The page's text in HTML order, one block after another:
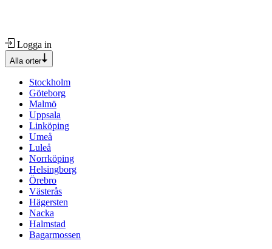
Logga in
Alla orter
Stockholm
Göteborg
Malmö
Uppsala
Linköping
Umeå
Luleå
Norrköping
Helsingborg
Örebro
Västerås
Hägersten
Nacka
Halmstad
Bagarmossen